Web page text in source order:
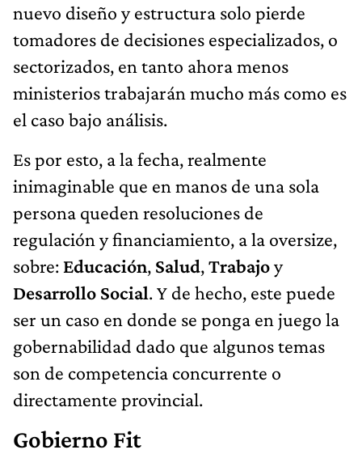
nuevo diseño y estructura solo pierde
tomadores de decisiones especializados, o
sectorizados, en tanto ahora menos
ministerios trabajarán mucho más como es
el caso bajo análisis.
Es por esto, a la fecha, realmente
inimaginable que en manos de una sola
persona queden resoluciones de
regulación y financiamiento, a la oversize,
sobre: Educación, Salud,Trabajoy
Desarrollo Social. Y de hecho, este puede
ser un caso en donde se ponga en juego la
gobernabilidad dado que algunos temas
son de competencia concurrente o
directamente provincial.
Gobierno Fit